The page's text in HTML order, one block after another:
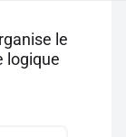
le
logique